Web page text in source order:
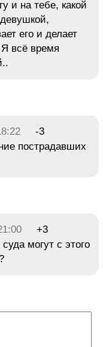
и на тебе, какой
его и делает
всё время
-3
пострадавших
+3
могут с этого